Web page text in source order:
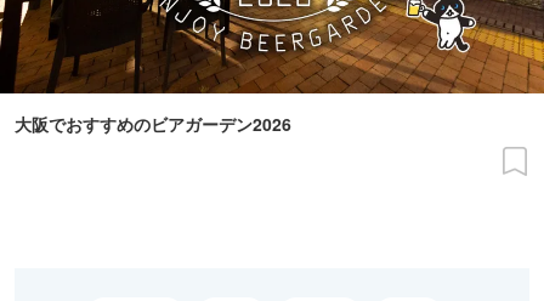
大阪でおすすめのビアガーデン2026